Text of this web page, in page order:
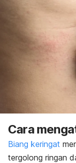
Cara
Biang keringat
tergolong ringan